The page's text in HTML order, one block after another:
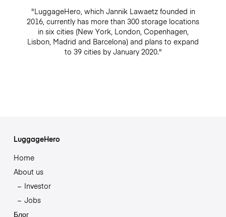
"LuggageHero, which Jannik Lawaetz founded in
2016, currently has more than 300 storage locations
in six cities (New York, London, Copenhagen,
Lisbon, Madrid and Barcelona) and plans to expand
to 39 cities by January 2020."
LuggageHero
Home
About us
Investor
Jobs
Блог